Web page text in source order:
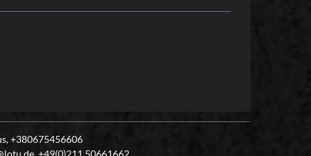
+380675456606